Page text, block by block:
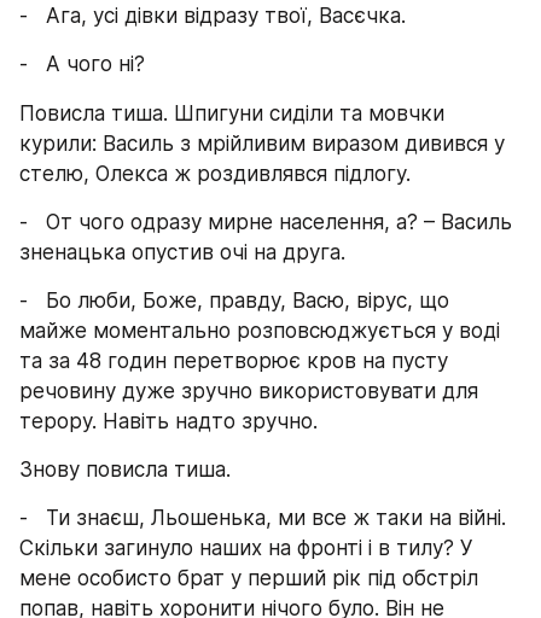
-   Ага, усі дівки відразу твої, Васєчка.
-   А чого ні?
Повисла тиша. Шпигуни сиділи та мовчки
курили: Василь з мрійливим виразом дивився у
стелю, Олекса ж роздивлявся підлогу.
-   От чого одразу мирне населення, а? – Василь
зненацька опустив очі на друга.
-   Бо люби, Боже, правду, Васю, вірус, що
майже моментально розповсюджується у воді
та за 48 годин перетворює кров на пусту
речовину дуже зручно використовувати для
терору. Навіть надто зручно.
Знову повисла тиша.
-   Ти знаєш, Льошенька, ми все ж таки на війні.
Скільки загинуло наших на фронті і в тилу? У
мене особисто брат у перший рік під обстріл
попав, навіть хоронити нічого було. Він не